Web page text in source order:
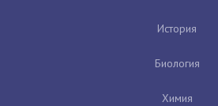
История
Биология
Химия